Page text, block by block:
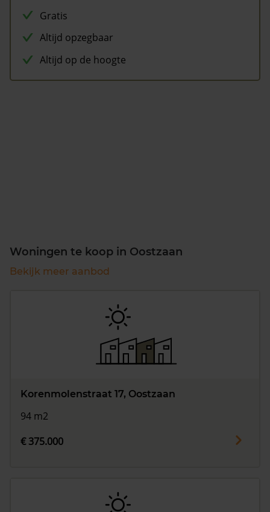
Gratis
Altijd opzegbaar
Altijd op de hoogte
Woningen te koop in Oostzaan
Bekijk meer aanbod
Korenmolenstraat 17, Oostzaan
94 m2
€ 375.000